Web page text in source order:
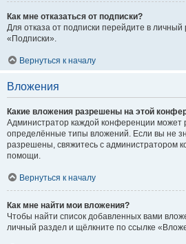
Как мне отказаться от подписки?
Для отказа от подписки перейдите в
«Подписки».
Вернуться к началу
Вложения
Какие вложения разрешены на этой
Администратор каждой конференции может
определённые типы вложений. Если вы не
разрешены, свяжитесь с администратором
помощи.
Вернуться к началу
Как мне найти мои вложения?
Чтобы найти список добавленных вами
личный раздел и щёлкните по ссылке